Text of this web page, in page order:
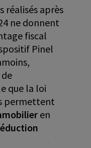
réalisés après
ne donnent
fiscal
Pinel
que la loi
permettent
en